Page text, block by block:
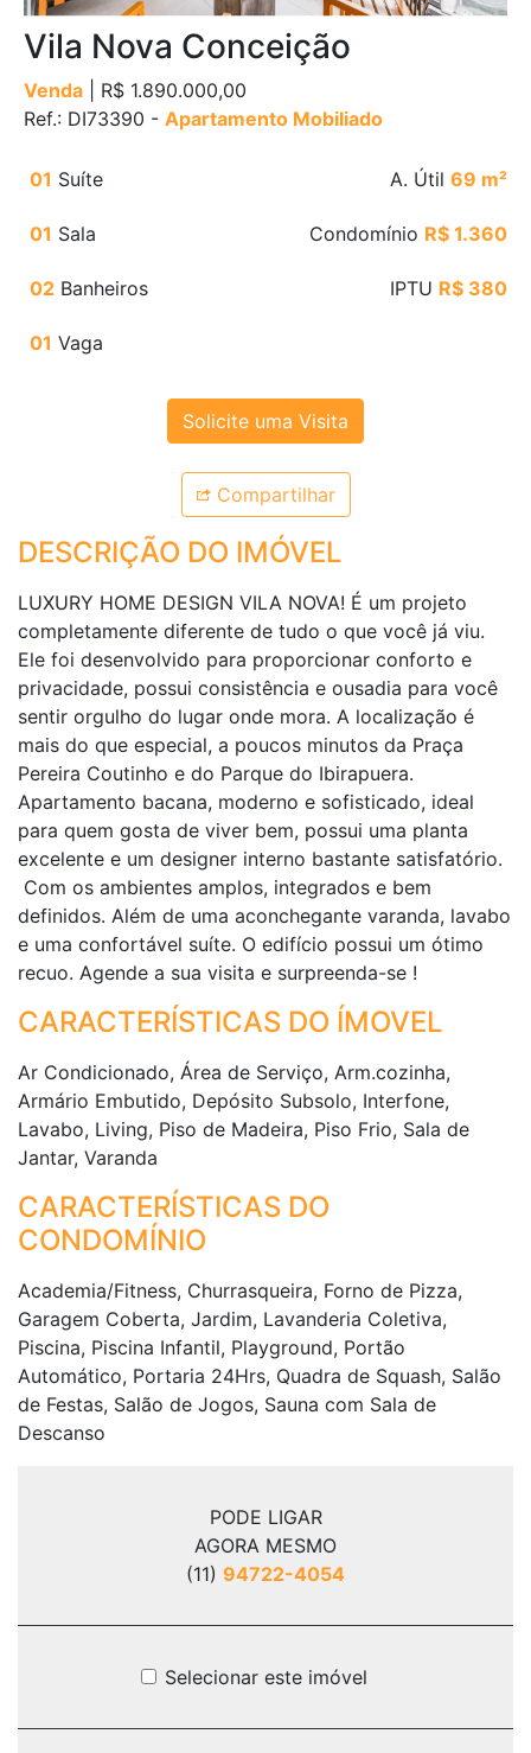
Vila Nova Conceição
Venda | R$ 1.890.000,00
Ref.: DI73390 - Apartamento Mobiliado
01 Suíte
01 Sala
02 Banheiros
01 Vaga
A. Útil 69 m²
Condomínio R$ 1.360
IPTU R$ 380
Solicite uma Visita
Compartilhar
PODE LIGAR
AGORA MESMO
(11) 94722-4054
Selecionar este imóvel
DESCRIÇÃO DO IMÓVEL
LUXURY HOME DESIGN VILA NOVA! É um projeto
completamente diferente de tudo o que você já viu.
Ele foi desenvolvido para proporcionar conforto e
privacidade, possui consistência e ousadia para você
sentir orgulho do lugar onde mora. A localização é
mais do que especial, a poucos minutos da Praça
Pereira Coutinho e do Parque do Ibirapuera.
Apartamento bacana, moderno e sofisticado, ideal
para quem gosta de viver bem, possui uma planta
excelente e um designer interno bastante satisfatório.
Com os ambientes amplos, integrados e bem
definidos. Além de uma aconchegante varanda, lavabo
e uma confortável suíte. O edifício possui um ótimo
recuo. Agende a sua visita e surpreenda-se !
CARACTERÍSTICAS DO ÍMOVEL
Ar Condicionado, Área de Serviço, Arm.cozinha,
Armário Embutido, Depósito Subsolo, Interfone,
Lavabo, Living, Piso de Madeira, Piso Frio, Sala de
Jantar, Varanda
CARACTERÍSTICAS DO
CONDOMÍNIO
Academia/Fitness, Churrasqueira, Forno de Pizza,
Garagem Coberta, Jardim, Lavanderia Coletiva,
Piscina, Piscina Infantil, Playground, Portão
Automático, Portaria 24Hrs, Quadra de Squash, Salão
de Festas, Salão de Jogos, Sauna com Sala de
Descanso